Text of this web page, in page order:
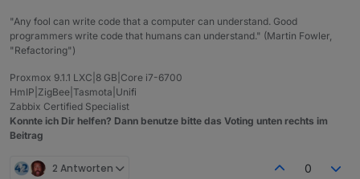
"Any fool can write code that a computer can understand. Good
programmers write code that humans can understand." (Martin Fowler,
"Refactoring")
Proxmox 9.1.1 LXC|8 GB|Core i7-6700
HmIP|ZigBee|Tasmota|Unifi
Zabbix Certified Specialist
Konnte ich Dir helfen? Dann benutze bitte das Voting unten rechts im
Beitrag
2 Antworten 0